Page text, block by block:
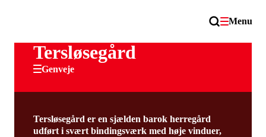
Menu
Tersløsegård
Genveje
Tersløsegård er en sjælden barok herregård
udført i svært bindingsværk med høje vinduer,